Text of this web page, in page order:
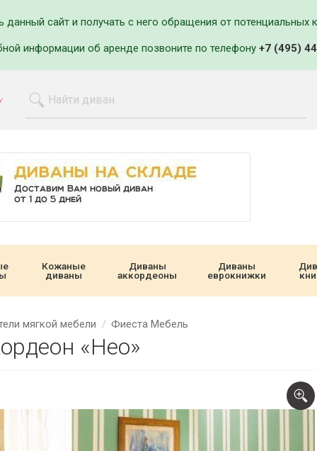
сайт и получать с него обращения от потенциальных
информации об аренде позвоните по телефону +7 (495)
Кожаные
диваны
Диваны
аккордеоны
Диваны
еврокнижки
мягкой мебели Фиеста Мебель
«Нео»